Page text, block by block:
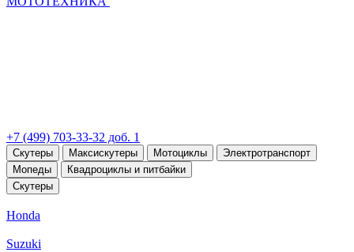
+7 (499) 703-33-32 доб. 1
Скутеры Максискутеры Мотоциклы
Электротранспорт
Мопеды
Квадроциклы и питбайки
Скутеры
Honda
Suzuki